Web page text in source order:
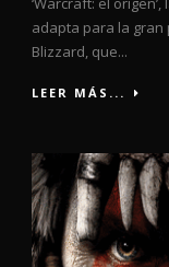
adapta para la gran
Blizzard, que...
LEER MÁS...